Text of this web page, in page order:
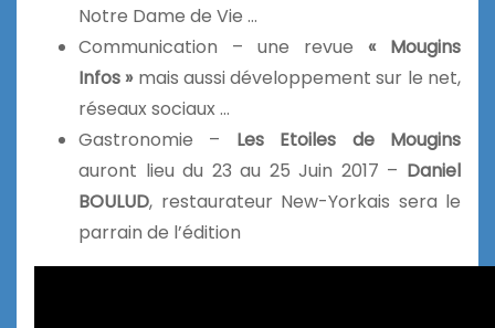
Notre Dame de Vie …
Communication – une revue « Mougins
Infos »mais aussi développement sur le net,
réseaux sociaux …
Gastronomie – Les Etoiles de Mougins
auront lieu du 23 au 25 Juin 2017 – Daniel
BOULUD, restaurateur New-Yorkais sera le
parrain de l’édition